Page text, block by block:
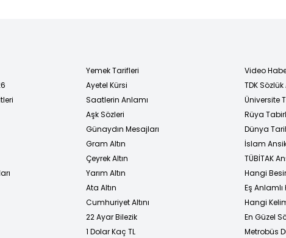
Yemek Tarifleri
Ayetel Kürsi
Saatlerin Anlamı
Aşk Sözleri
Günaydın Mesajları
Gram Altın
Çeyrek Altın
Yarım Altın
Ata Altın
Cumhuriyet Altını
22 Ayar Bilezik
1 Dolar Kaç TL
Video
TDK
Üniversite
Rüya
Dünya
İslam
TÜBİTAK
Hangi
Eş
Hangi
En Güzel
Metrobüs